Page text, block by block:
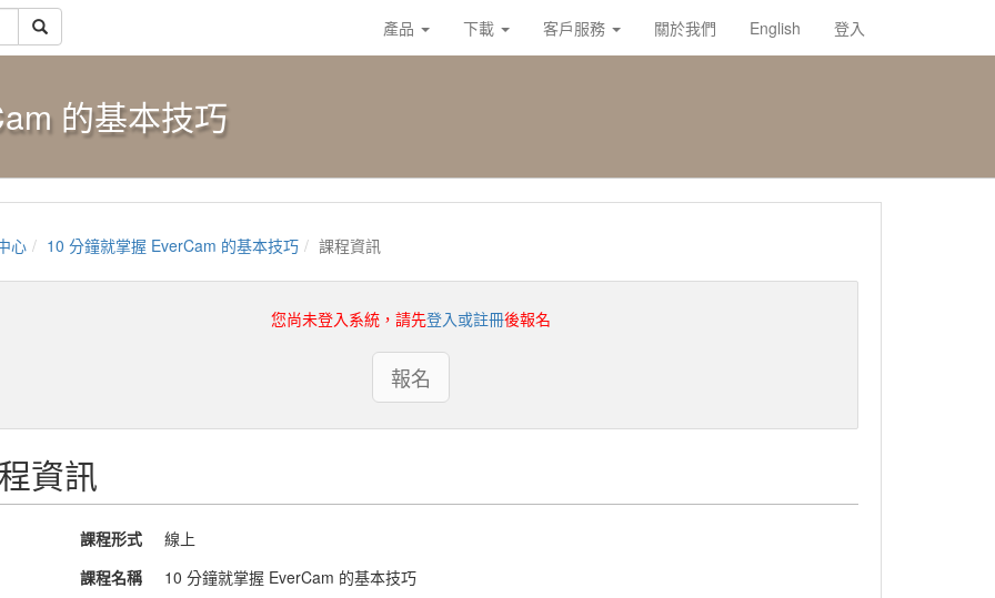
產品 下載 客戶服務 關於我們 English 登入
的基本技巧
心 10 分鐘就掌握 EverCam 的基本技巧 課程資訊
您尚未登入系統，請先登入或註冊後報名
報名
資訊
課程形式
線上
課程名稱
10 分鐘就掌握 EverCam 的基本技巧